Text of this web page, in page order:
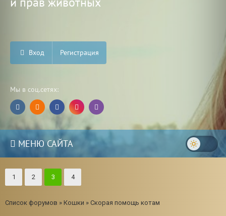
Вход Регистрация
Мы в соц.сетях:
МЕНЮ САЙТА
1 2 3 4
Список форумов » Кошки » Скорая помощь котам